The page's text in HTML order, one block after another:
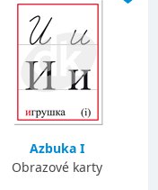
Azbuka I
Obrazové karty